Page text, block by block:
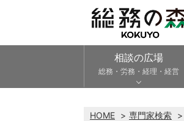
相談の広場
総務・労務・経理・経営
HOME 専門家検索